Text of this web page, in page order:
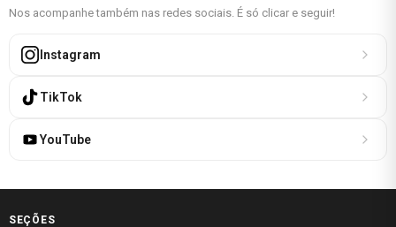
Nos acompanhe também nas redes sociais. É só clicar e seguir!
Instagram
TikTok
YouTube
SEÇÕES